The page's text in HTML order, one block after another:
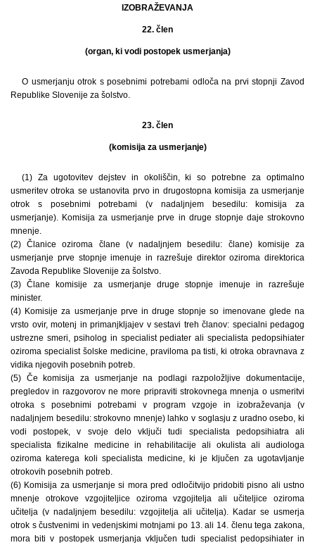
IZOBRAŽEVANJA
22. člen
(organ, ki vodi postopek usmerjanja)
O usmerjanju otrok s posebnimi potrebami odloča na prvi stopnji Zavod
Republike Slovenije za šolstvo.
23. člen
(komisija za usmerjanje)
(1) Za ugotovitev dejstev in okoliščin, ki so potrebne za optimalno
usmeritev otroka se ustanovita prvo in drugostopna komisija za usmerjanje
otrok s posebnimi potrebami (v nadaljnjem besedilu: komisija za
usmerjanje). Komisija za usmerjanje prve in druge stopnje daje strokovno
mnenje.
(2) Članice oziroma člane (v nadaljnjem besedilu: člane) komisije za
usmerjanje prve stopnje imenuje in razrešuje direktor oziroma direktorica
Zavoda Republike Slovenije za šolstvo.
(3) Člane komisije za usmerjanje druge stopnje imenuje in razrešuje
minister.
(4) Komisije za usmerjanje prve in druge stopnje so imenovane glede na
vrsto ovir, motenj in primanjkljajev v sestavi treh članov: specialni pedagog
ustrezne smeri, psiholog in specialist pediater ali specialista pedopsihiater
oziroma specialist šolske medicine, praviloma pa tisti, ki otroka obravnava z
vidika njegovih posebnih potreb.
(5) Če komisija za usmerjanje na podlagi razpoložljive dokumentacije,
pregledov in razgovorov ne more pripraviti strokovnega mnenja o usmeritvi
otroka s posebnimi potrebami v program vzgoje in izobraževanja (v
nadaljnjem besedilu: strokovno mnenje) lahko v soglasju z uradno osebo, ki
vodi postopek, v svoje delo vključi tudi specialista pedopsihiatra ali
specialista fizikalne medicine in rehabilitacije ali okulista ali audiologa
oziroma katerega koli specialista medicine, ki je ključen za ugotavljanje
otrokovih posebnih potreb.
(6) Komisija za usmerjanje si mora pred odločitvijo pridobiti pisno ali ustno
mnenje otrokove vzgojiteljice oziroma vzgojitelja ali učiteljice oziroma
učitelja (v nadaljnjem besedilu: vzgojitelja ali učitelja). Kadar se usmerja
otrok s čustvenimi in vedenjskimi motnjami po 13. ali 14. členu tega zakona,
mora biti v postopek usmerjanja vključen tudi specialist pedopsihiater in